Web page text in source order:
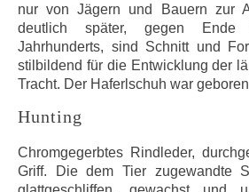
nur von Jägern und Bauern zur
deutlich später, gegen Ende
Jahrhunderts, sind Schnitt und
stilbildend für die Entwicklung der
Tracht. Der Haferlschuh war
Hunting
Chromgegerbtes Rindleder,
Griff. Die dem Tier zugewandte